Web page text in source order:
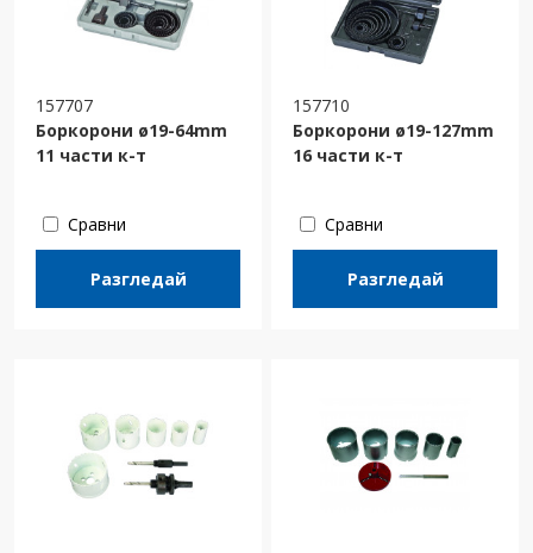
157707
Боркорони ø19-64mm
11 части к-т
Сравни
Разгледай
157710
Боркорони ø19-127mm
16 части к-т
Сравни
Разгледай